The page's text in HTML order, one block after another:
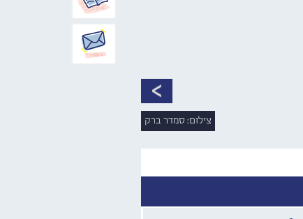
צילום: סמדר ברק